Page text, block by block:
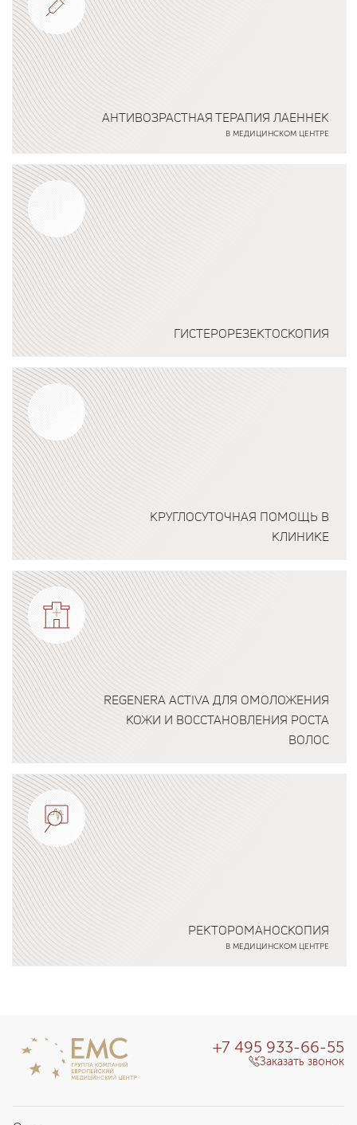
АНТИВОЗРАСТНАЯ ТЕРАПИЯ ЛАЕННЕК
В МЕДИЦИНСКОМ ЦЕНТРЕ
Подробнее о программе
ГИСТЕРОРЕЗЕКТОСКОПИЯ
Подробнее о программе
КРУГЛОСУТОЧНАЯ ПОМОЩЬ В
КЛИНИКЕ
Подробнее о программе
REGENERA ACTIVA ДЛЯ ОМОЛОЖЕНИЯ
КОЖИ И ВОССТАНОВЛЕНИЯ РОСТА
ВОЛОС
Подробнее о программе
РЕКТОРОМАНОСКОПИЯ
В МЕДИЦИНСКОМ ЦЕНТРЕ
+7 495 933-66-55
Заказать звонок